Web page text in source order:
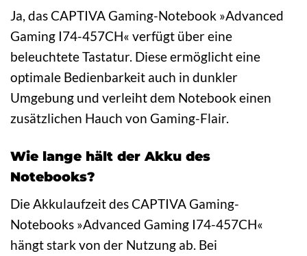
Ja, das CAPTIVA Gaming-Notebook »Advanced
Gaming I74-457CH« verfügt über eine
beleuchtete Tastatur. Diese ermöglicht eine
optimale Bedienbarkeit auch in dunkler
Umgebung und verleiht dem Notebook einen
zusätzlichen Hauch von Gaming-Flair.
Wie lange hält der Akku des
Notebooks?
Die Akkulaufzeit des CAPTIVA Gaming-
Notebooks »Advanced Gaming I74-457CH«
hängt stark von der Nutzung ab. Bei